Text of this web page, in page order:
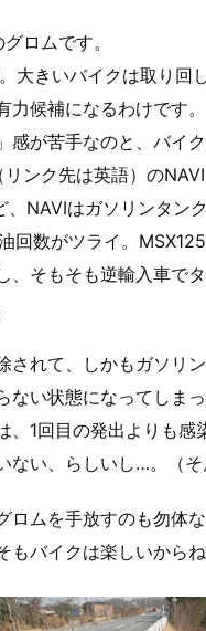
ロムです。
大きいバイクは取り回
力候補になるわけです
感が苦手なのと、バイ
（リンク先は英語）の
、NAVIはガソリンタ
回数がツライ。
そもそも逆輸入車で
されて、しかもガソリ
ない状態になってしま
、1回目の発出よりも
ない、らしいし…。（そ
ロムを手放すのも勿体
もバイクは楽しいからね